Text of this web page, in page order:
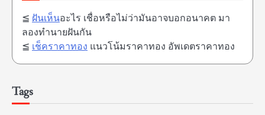
≦ ฝันเห็นอะไร เชื่อหรือไม่ว่ามันอาจบอกอนาคต มา
ลองทำนายฝันกัน
≦ เช็คราคาทอง แนวโน้มราคาทอง อัพเดตราคาทอง
Tags